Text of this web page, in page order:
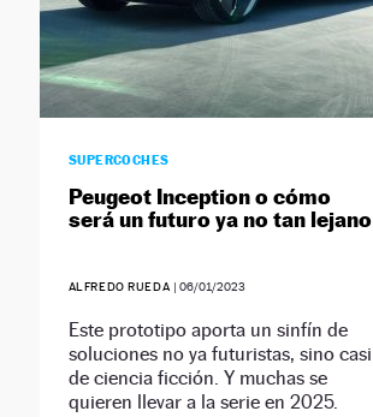
SUPERCOCHES
Peugeot Inception o cómo
será un futuro ya no tan lejano
ALFREDO RUEDA | 06/01/2023
Este prototipo aporta un sinfín de
soluciones no ya futuristas, sino casi
de ciencia ficción. Y muchas se
quieren llevar a la serie en 2025.